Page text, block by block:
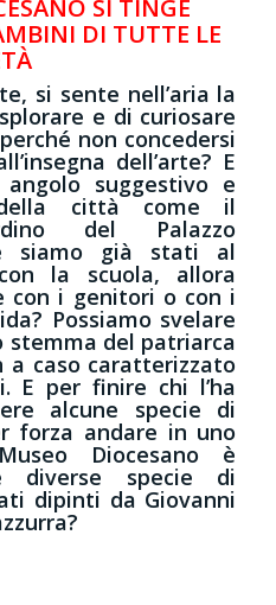
SI TINGE
DI TUTTE LE
si sente nell’aria la
e di curiosare
non concedersi
dell’arte? E
suggestivo e
città come il
del Palazzo
siamo già stati al
la scuola, allora
con i genitori o con i
Possiamo svelare
stemma del patriarca
a caso caratterizzato
E per finire chi l’ha
alcune specie di
forza andare in uno
Diocesano è
diverse specie di
dipinti da Giovanni